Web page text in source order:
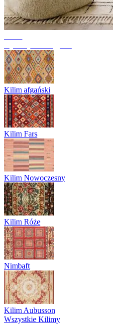
Kilim afgański
Kilim Fars
Kilim Nowoczesny
Kilim Róże
Nimbaft
Kilim Aubusson
Wszystkie Kilimy